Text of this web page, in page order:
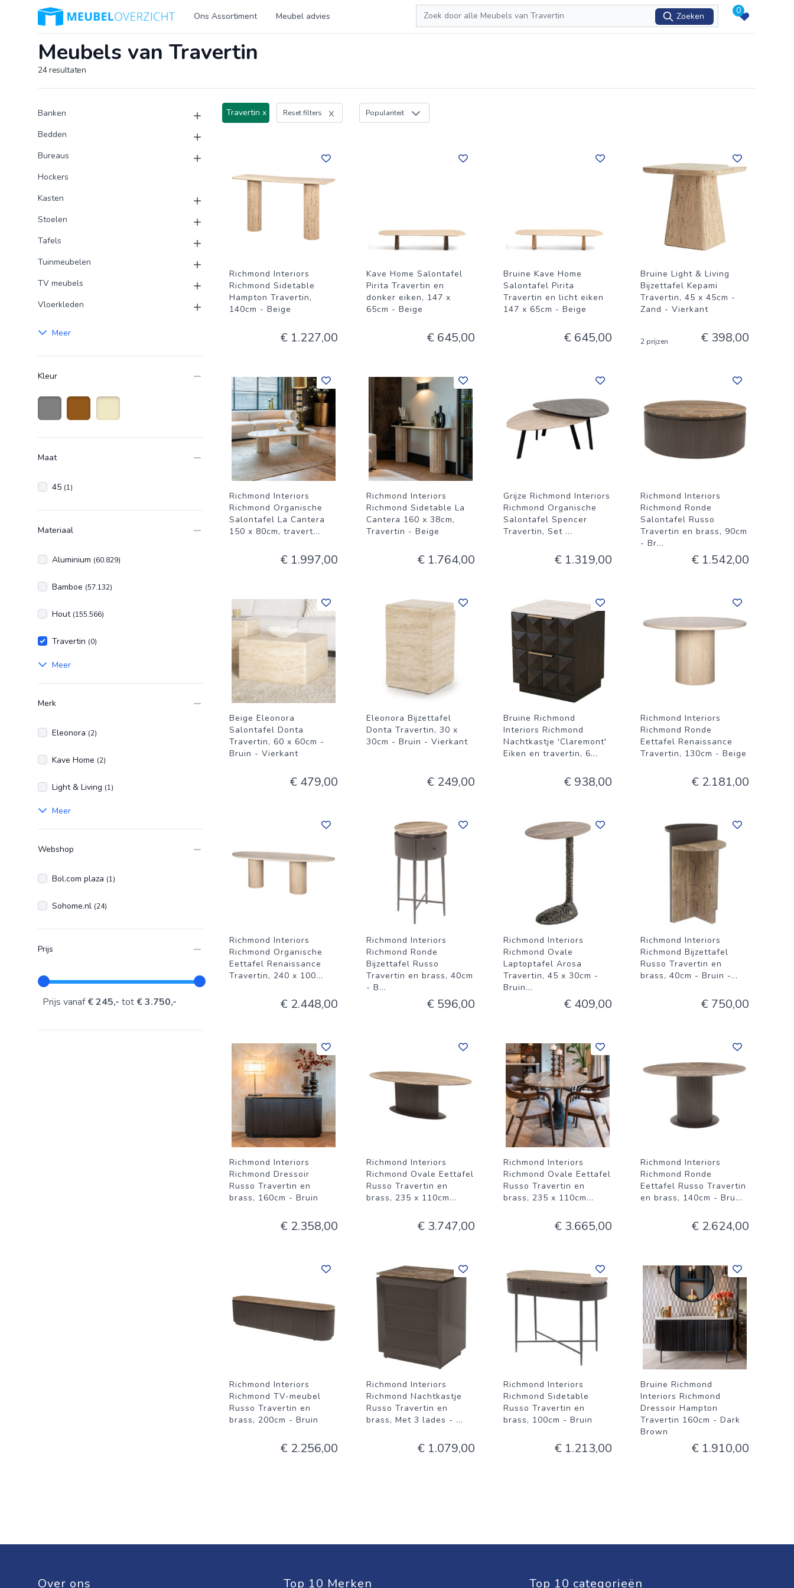
Logo Meubeloverzicht.nl Ons Assortiment Meubel advies
Zoeken
Zoeken
0
Meubels van Travertin
24resultaten
Producten
Product categorieën
Banken
Bedden
Bureaus
Hockers
Kasten
Stoelen
Tafels
Tuinmeubelen
TV meubels
Vloerkleden
Meer
Kleur
Maat
45 (1)
Materiaal
Aluminium (60.829)
Bamboe (57.132)
Hout (155.566)
Travertin (0)
Meer
Merk
Eleonora (2)
Kave Home (2)
Light & Living (1)
Meer
Webshop
Bol.com plaza (1)
Sohome.nl (24)
Prijs
Prijs vanaf€ 245,- tot € 3.750,-
Travertin x Reset filters Populariteit
Richmond Interiors
Richmond Sidetable
Hampton Travertin,
140cm - Beige
€ 1.227,00
Kave Home Salontafel
Pirita Travertin en
donker eiken, 147 x
65cm - Beige
€ 645,00
Bruine Kave Home
Salontafel Pirita
Travertin en licht eiken
147 x 65cm - Beige
€ 645,00
Bruine Light & Living
Bijzettafel Kepami
Travertin, 45 x 45cm -
Zand - Vierkant
2 prijzen € 398,00
Richmond Interiors
Richmond Organische
Salontafel La Cantera
150 x 80cm, travert...
€ 1.997,00
Richmond Interiors
Richmond Sidetable La
Cantera 160 x 38cm,
Travertin - Beige
€ 1.764,00
Grijze Richmond Interiors
Richmond Organische
Salontafel Spencer
Travertin, Set ...
€ 1.319,00
Richmond Interiors
Richmond Ronde
Salontafel Russo
Travertin en brass, 90cm
- Br...
€ 1.542,00
Beige Eleonora
Salontafel Donta
Travertin, 60 x 60cm -
Bruin - Vierkant
€ 479,00
Eleonora Bijzettafel
Donta Travertin, 30 x
30cm - Bruin - Vierkant
€ 249,00
Bruine Richmond
Interiors Richmond
Nachtkastje 'Claremont'
Eiken en travertin, 6...
€ 938,00
Richmond Interiors
Richmond Ronde
Eettafel Renaissance
Travertin, 130cm - Beige
€ 2.181,00
Richmond Interiors
Richmond Organische
Eettafel Renaissance
Travertin, 240 x 100...
€ 2.448,00
Richmond Interiors
Richmond Ronde
Bijzettafel Russo
Travertin en brass, 40cm
- B...
€ 596,00
Richmond Interiors
Richmond Ovale
Laptoptafel Arosa
Travertin, 45 x 30cm -
Bruin...
€ 409,00
Richmond Interiors
Richmond Bijzettafel
Russo Travertin en
brass, 40cm - Bruin -...
€ 750,00
Richmond Interiors
Richmond Dressoir
Russo Travertin en
brass, 160cm - Bruin
€ 2.358,00
Richmond Interiors
Richmond Ovale Eettafel
Russo Travertin en
brass, 235 x 110cm...
€ 3.747,00
Richmond Interiors
Richmond Ovale Eettafel
Russo Travertin en
brass, 235 x 110cm...
€ 3.665,00
Richmond Interiors
Richmond Ronde
Eettafel Russo Travertin
en brass, 140cm - Bru...
€ 2.624,00
Richmond Interiors
Richmond TV-meubel
Russo Travertin en
brass, 200cm - Bruin
€ 2.256,00
Richmond Interiors
Richmond Nachtkastje
Russo Travertin en
brass, Met 3 lades - ...
€ 1.079,00
Richmond Interiors
Richmond Sidetable
Russo Travertin en
brass, 100cm - Bruin
€ 1.213,00
Bruine Richmond
Interiors Richmond
Dressoir Hampton
Travertin 160cm - Dark
Brown
€ 1.910,00
Over ons Top 10 Merken Top 10 categorieën